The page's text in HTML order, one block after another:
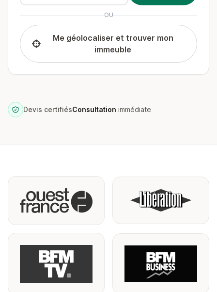
OU
Me géolocaliser et trouver mon
immeuble
Devis certifiésConsultation immédiate